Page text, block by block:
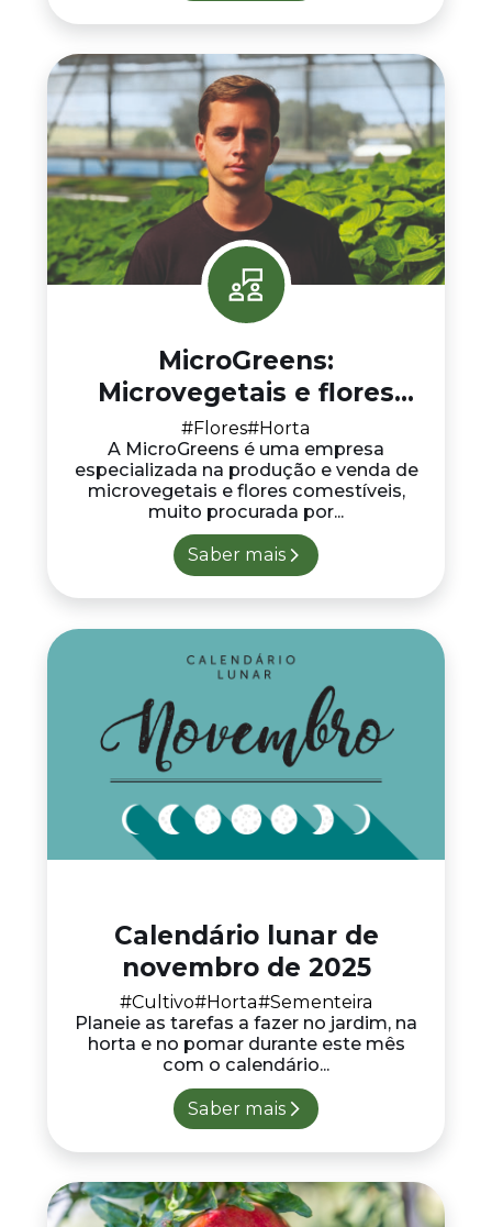
MicroGreens:
Microvegetais e flores
comestíveis
#Flores#Horta
A MicroGreens é uma empresa
especializada na produção e venda de
microvegetais e flores comestíveis,
muito procurada por...
Saber mais
Calendário lunar de
novembro de 2025
#Cultivo#Horta#Sementeira
Planeie as tarefas a fazer no jardim, na
horta e no pomar durante este mês
com o calendário...
Saber mais